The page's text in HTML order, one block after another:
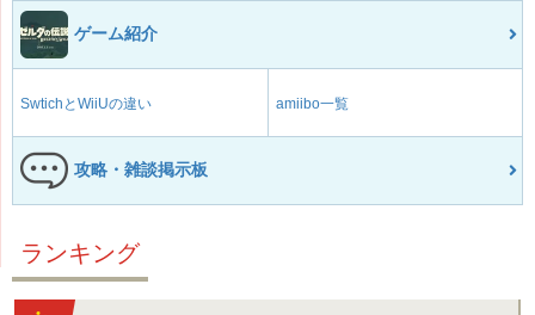
ゲーム紹介
SwtichとWiiUの違い amiibo一覧
攻略・雑談掲示板
ランキング